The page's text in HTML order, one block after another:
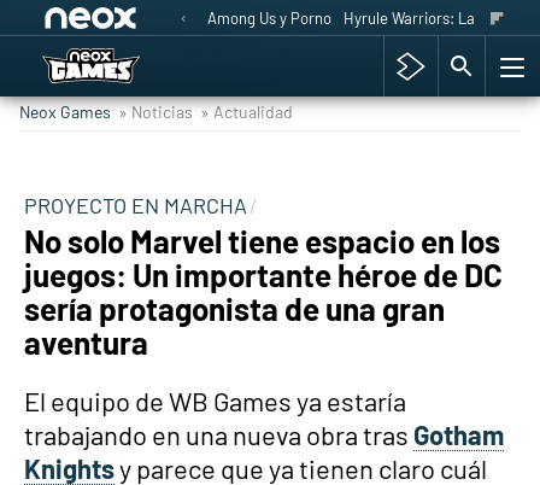
Among Us y Porno Hyrule Warriors: La Era del
Neox Games » Noticias » Actualidad
PROYECTO EN MARCHA
No solo Marvel tiene espacio en los
juegos: Un importante héroe de DC
sería protagonista de una gran
aventura
El equipo de WB Games ya estaría
trabajando en una nueva obra tras Gotham
Knightsy parece que ya tienen claro cuál